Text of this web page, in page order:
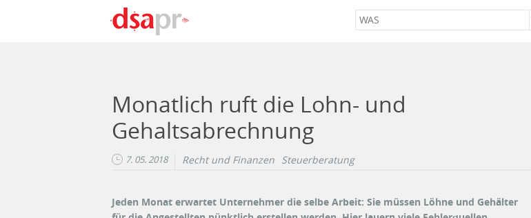
Monatlich ruft die Lohn- und
Gehaltsabrechnung
7. 05. 2018 Recht und Finanzen Steuerberatung
Jeden Monat erwartet Unternehmer die selbe Arbeit: Sie müssen Löhne und Gehälter